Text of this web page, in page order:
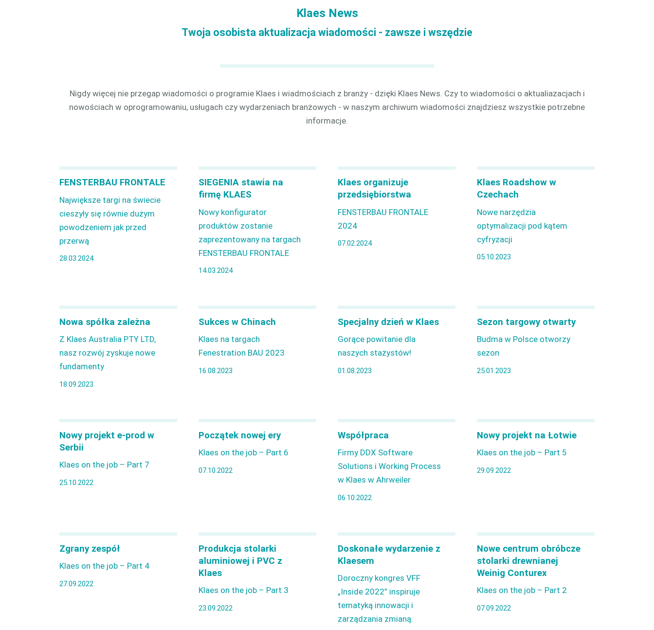
Klaes News
Twoja osobista aktualizacja wiadomości - zawsze i wszędzie
Nigdy więcej nie przegap wiadomości o programie Klaes i wiadmościach z branży - dzięki Klaes News. Czy to wiadomości o aktualiazacjach i
nowościach w oprogramowaniu, usługach czy wydarzeniach branżowych - w naszym archiwum wiadomości znajdziesz wszystkie potrzebne
informacje.
FENSTERBAU FRONTALE
Największe targi na świecie
cieszyły się równie dużym
powodzeniem jak przed
przerwą
28.03.2024
SIEGENIA stawia na
firmę KLAES
Nowy konfigurator
produktów zostanie
zaprezentowany na targach
FENSTERBAU FRONTALE
14.03.2024
Klaes organizuje
przedsiębiorstwa
FENSTERBAU FRONTALE
2024
07.02.2024
Klaes Roadshow w
Czechach
Nowe narzędzia
optymalizacji pod kątem
cyfryzacji
05.10.2023
Nowa spółka zależna
Z Klaes Australia PTY LTD,
nasz rozwój zyskuje nowe
fundamenty
18.09.2023
Sukces w Chinach
Klaes na targach
Fenestration BAU 2023
16.08.2023
Specjalny dzień w Klaes
Gorące powitanie dla
naszych stażystów!
01.08.2023
Sezon targowy otwarty
Budma w Polsce otworzy
sezon
25.01.2023
Nowy projekt e-prod w
Serbii
Klaes on the job – Part 7
25.10.2022
Początek nowej ery
Klaes on the job – Part 6
07.10.2022
Współpraca
Firmy DDX Software
Solutions i Working Process
w Klaes w Ahrweiler
06.10.2022
Nowy projekt na Łotwie
Klaes on the job – Part 5
29.09.2022
Zgrany zespół
Klaes on the job – Part 4
27.09.2022
Produkcja stolarki
aluminiowej i PVC z
Klaes
Klaes on the job – Part 3
23.09.2022
Doskonałe wydarzenie z
Klaesem
Doroczny kongres VFF
„Inside 2022” inspiruje
tematyką innowacji i
zarządzania zmianą.
Nowe centrum obróbcze
stolarki drewnianej
Weinig Conturex
Klaes on the job – Part 2
07.09.2022